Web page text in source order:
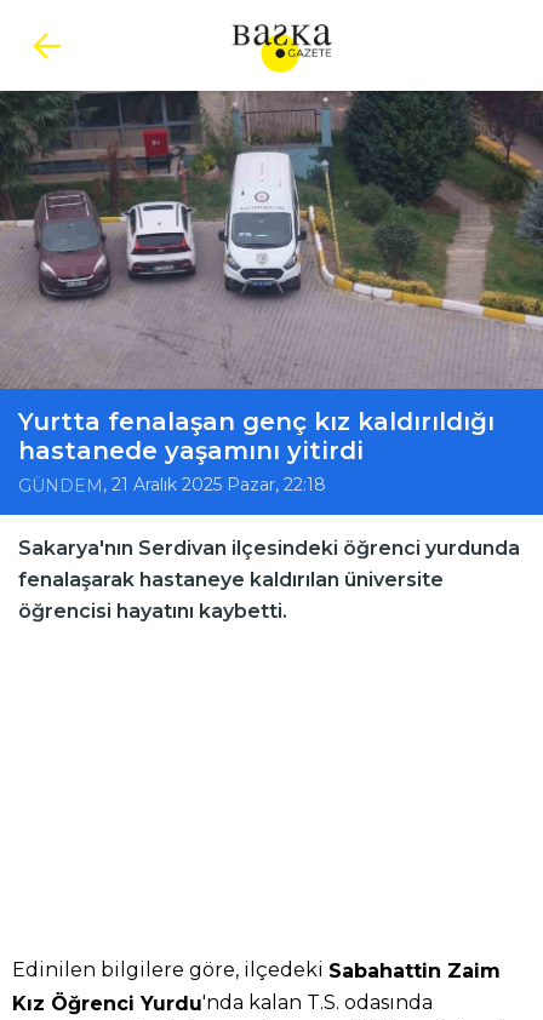
Yurtta fenalaşan genç kız kaldırıldığı
hastanede yaşamını yitirdi
GÜNDEM, 21 Aralık 2025 Pazar, 22:18
Sakarya'nın Serdivan ilçesindeki öğrenci yurdunda
fenalaşarak hastaneye kaldırılan üniversite
öğrencisi hayatını kaybetti.
Edinilen bilgilere göre, ilçedeki Sabahattin Zaim
Kız Öğrenci Yurdu'nda kalan T.S. odasında